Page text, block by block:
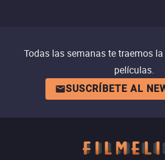
Todas las semanas te traemos
películas.
SUSCRÍBETE AL